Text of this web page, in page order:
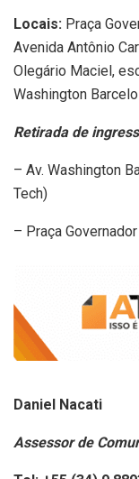
Locais: Praça
Avenida Antônio
Olegário Maciel,
Washington
Retirada de
– Av. Washington
Tech)
– Praça
Daniel Nacati
Assessor de